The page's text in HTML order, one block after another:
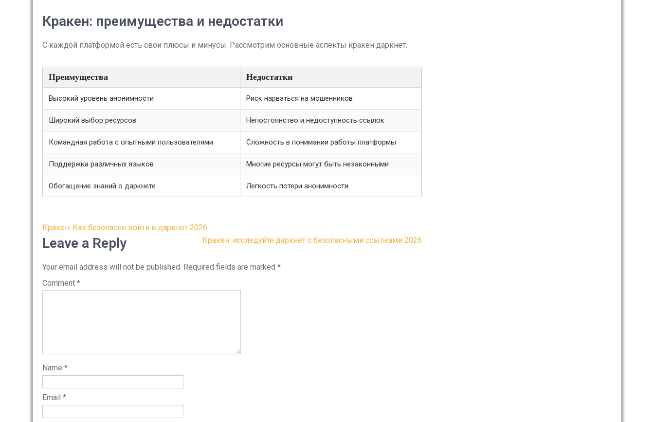
Кракен: преимущества и недостатки
С каждой платформой есть свои плюсы и минусы. Рассмотрим основные аспекты кракен даркнет.
Преимущества Недостатки
Высокий уровень анонимности Риск нарваться на мошенников
Широкий выбор ресурсов Непостоянство и недоступность ссылок
Командная работа с опытными пользователями Сложность в понимании работы платформы
Поддержка различных языков Многие ресурсы могут быть незаконными
Обогащение знаний о даркнете Легкость потери анонимности
Post
navigation
Кракен: Как безопасно войти в даркнет 2026
Кракен: исследуйте даркнет с безопасными ссылками 2026
Leave a Reply
Your email address will not be published. Required fields are marked *
Comment *
Name *
Email *